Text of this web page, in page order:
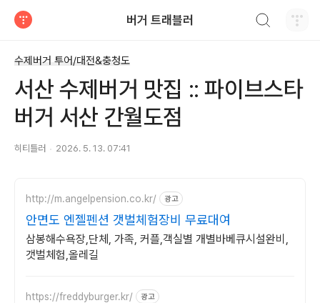
버거 트래블러
수제버거 투어/대전&충청도
서산 수제버거 맛집 :: 파이브스타
버거 서산 간월도점
히티틀러 2026. 5. 13. 07:41
http://m.angelpension.co.kr/ 광고
안면도 엔젤펜션 갯벌체험장비 무료대여
삼봉해수욕장,단체, 가족, 커플,객실별 개별바베큐시설완비,
갯벌체험,올레길
https://freddyburger.kr/ 광고